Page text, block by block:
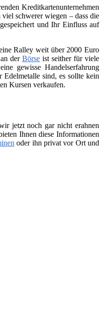
Kreditkartenunternehmen
schwerer wiegen – dass die
und Ihr Einfluss auf
Ralley weit über 2000 Euro
an derBörse ist seither für viele
gewisse Handelserfahrung
sind, es sollte kein
Kursen verkaufen.
jetzt noch gar nicht erahnen
Ihnen diese Informationen
oder ihn privat vor Ort und